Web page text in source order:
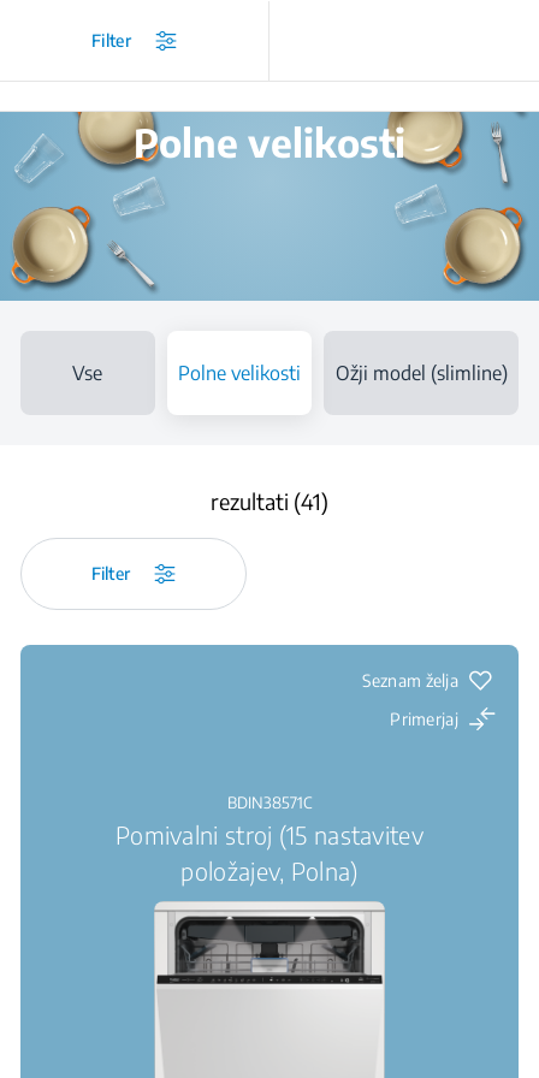
/
Polne velikosti
Vse Polne velikosti Ožji model (slimline)
rezultati (41)
Filter
Seznam želja
Primerjaj
BDIN38571C
Pomivalni stroj (15 nastavitev
položajev, Polna)
Filter